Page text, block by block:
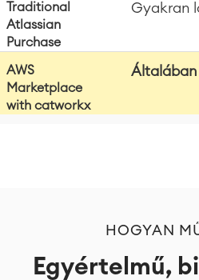
Gyakran
HOGYAN
Egyértelmű,